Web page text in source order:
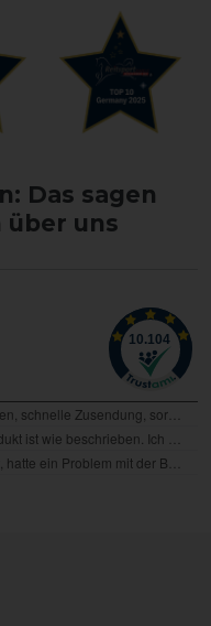
Das sagen
über uns